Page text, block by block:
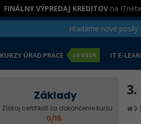
FINÁLNY VÝPREDAJ KREDITOV na
Hľadáme nové
KURZY ÚRAD PRÁCE od 0 EUR IT E-
Základy
Získaj certifikát za dokončenie kurzu
0/16